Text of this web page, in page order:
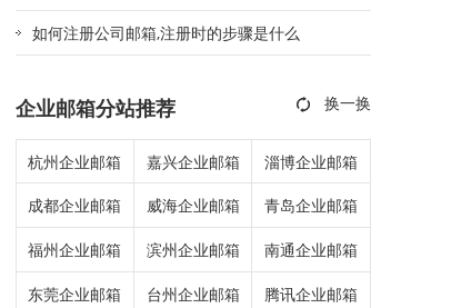
如何注册公司邮箱,注册时的步骤是什么
企业邮箱分站推荐
杭州企业邮箱 嘉兴企业邮箱 淄博企业邮箱
成都企业邮箱 威海企业邮箱 青岛企业邮箱
福州企业邮箱 滨州企业邮箱 南通企业邮箱
东莞企业邮箱 台州企业邮箱 腾讯企业邮箱